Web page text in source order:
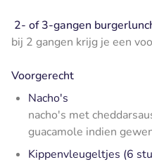
2- of 3-gangen
bij 2 gangen krijg je een
Voorgerecht
Nacho's
nacho's met
guacamole indien
Kippenvleugeltjes (6